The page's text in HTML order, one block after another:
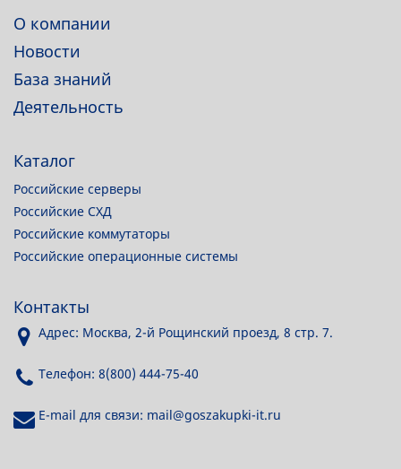
О компании
Новости
База знаний
Деятельность
Каталог
Российские серверы
Российские СХД
Российские коммутаторы
Российские операционные системы
Контакты
Адрес: Москва, 2-й Рощинский проезд, 8 стр. 7.
Телефон: 8(800) 444-75-40
E-mail для связи: mail@goszakupki-it.ru